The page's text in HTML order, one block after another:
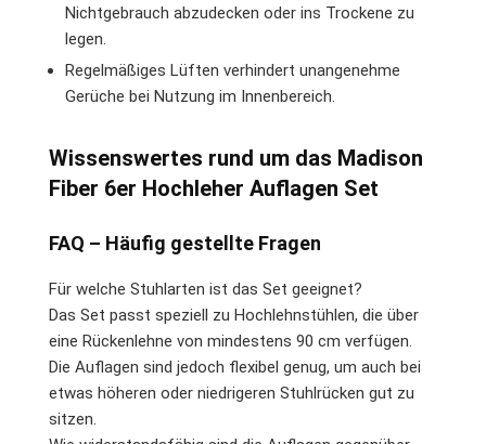
Nichtgebrauch abzudecken oder ins Trockene zu
legen.
Regelmäßiges Lüften verhindert unangenehme
Gerüche bei Nutzung im Innenbereich.
Wissenswertes rund um das Madison
Fiber 6er Hochleher Auflagen Set
FAQ – Häufig gestellte Fragen
Für welche Stuhlarten ist das Set geeignet?
Das Set passt speziell zu Hochlehnstühlen, die über
eine Rückenlehne von mindestens 90 cm verfügen.
Die Auflagen sind jedoch flexibel genug, um auch bei
etwas höheren oder niedrigeren Stuhlrücken gut zu
sitzen.